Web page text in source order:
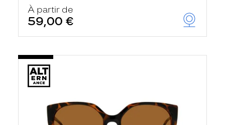
À partir de
59,00 €